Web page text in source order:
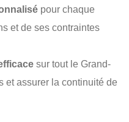
pour chaque
et de ses contraintes
sur tout le Grand-
et assurer la continuité de